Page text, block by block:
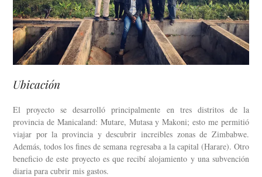
Ubicación
El proyecto se desarrolló principalmente en tres distritos de la
provincia de Manicaland: Mutare, Mutasa y Makoni; esto me permitió
viajar por la provincia y descubrir increibles zonas de Zimbabwe.
Además, todos los fines de semana regresaba a la capital (Harare). Otro
beneficio de este proyecto es que recibí alojamiento y una subvención
diaria para cubrir mis gastos.